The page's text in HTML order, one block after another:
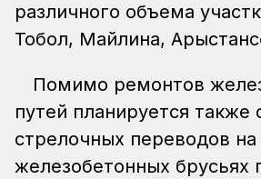
различного объема
Тобол, Майлина,
Помимо ремонтов
путей планируется также
стрелочных переводов на
железобетонных брусьях